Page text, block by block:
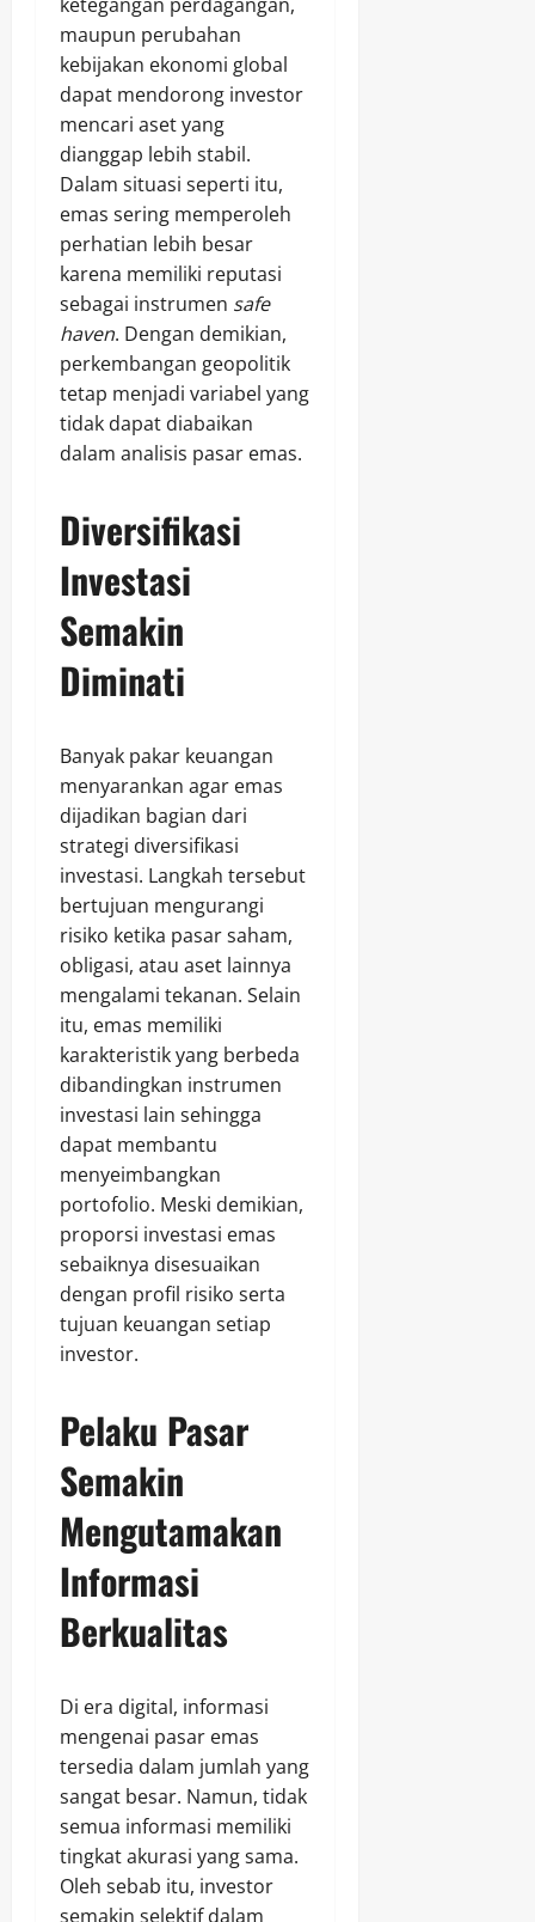
ketegangan perdagangan,
maupun perubahan
kebijakan ekonomi global
dapat mendorong investor
mencari aset yang
dianggap lebih stabil.
Dalam situasi seperti itu,
emas sering memperoleh
perhatian lebih besar
karena memiliki reputasi
sebagai instrumen safe
haven. Dengan demikian,
perkembangan geopolitik
tetap menjadi variabel yang
tidak dapat diabaikan
dalam analisis pasar emas.
Diversifikasi
Investasi
Semakin
Diminati
Banyak pakar keuangan
menyarankan agar emas
dijadikan bagian dari
strategi diversifikasi
investasi. Langkah tersebut
bertujuan mengurangi
risiko ketika pasar saham,
obligasi, atau aset lainnya
mengalami tekanan. Selain
itu, emas memiliki
karakteristik yang berbeda
dibandingkan instrumen
investasi lain sehingga
dapat membantu
menyeimbangkan
portofolio. Meski demikian,
proporsi investasi emas
sebaiknya disesuaikan
dengan profil risiko serta
tujuan keuangan setiap
investor.
Pelaku Pasar
Semakin
Mengutamakan
Informasi
Berkualitas
Di era digital, informasi
mengenai pasar emas
tersedia dalam jumlah yang
sangat besar. Namun, tidak
semua informasi memiliki
tingkat akurasi yang sama.
Oleh sebab itu, investor
semakin selektif dalam